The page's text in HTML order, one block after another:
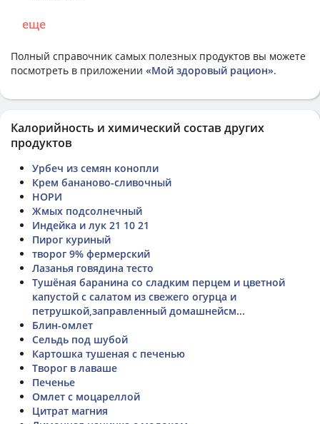
еще
Полный справочник самых полезных продуктов вы можете
посмотреть в приложении «Мой здоровый рацион».
Калорийность и химический состав других
продуктов
Урбеч из семян конопли
Крем бананово-сливочный
НОРИ
Жмых подсолнечный
Индейка и лук 21 10 21
Пирог куриный
творог 9% фермерский
Лазанья говядина тесто
Тушёная баранина со сладким перцем и цветной
капустой с салатом из свежего огурца и
петрушкой,заправленный домашнейсм...
Блин-омлет
Сельдь под шубой
Картошка тушеная с печенью
Творог в лаваше
Печенье
Омлет с моцареллой
Цитрат магния